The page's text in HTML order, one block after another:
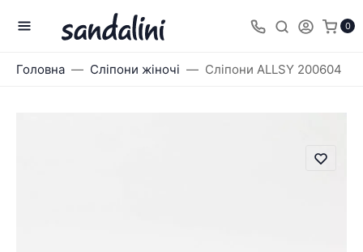
0
Головна Сліпони жіночі Сліпони ALLSY 200604